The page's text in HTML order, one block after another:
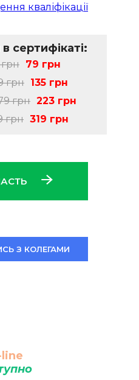
кваліфікації
сертифікаті:
79 грн
грн 135 грн
грн 223 грн
грн 319 грн
З КОЛЕГАМИ